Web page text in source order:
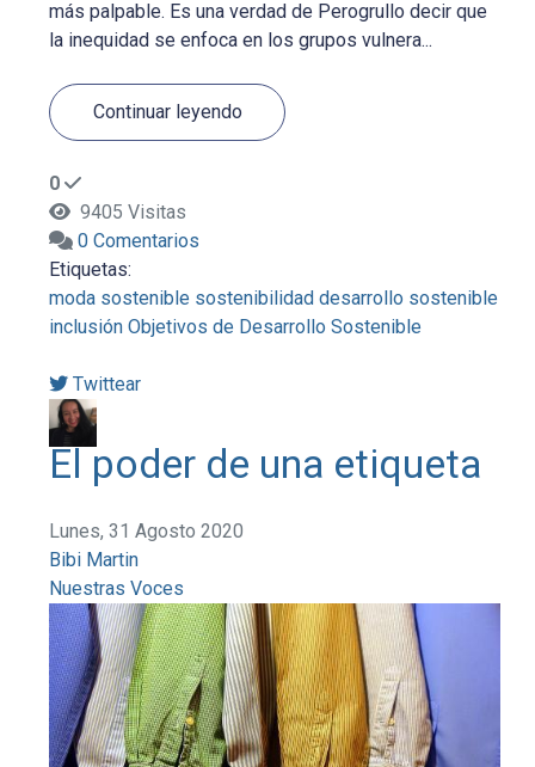
más palpable. Es una verdad de Perogrullo decir que
la inequidad se enfoca en los grupos vulnera...
Continuar leyendo
0
9405 Visitas
0 Comentarios
Etiquetas:
moda sostenible sostenibilidad desarrollo sostenible
inclusión Objetivos de Desarrollo Sostenible
Twittear
El poder de una etiqueta
Lunes, 31 Agosto 2020
Bibi Martin
Nuestras Voces